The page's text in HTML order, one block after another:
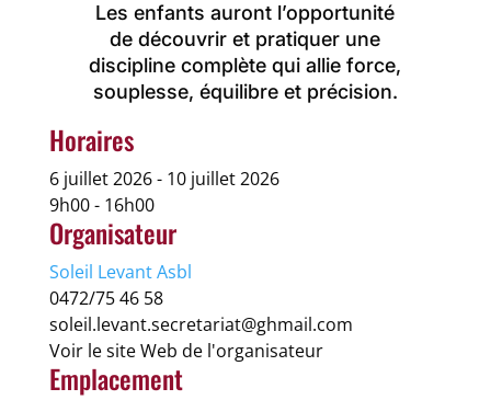
Les enfants auront l’opportunité
de découvrir et pratiquer une
discipline complète qui allie force,
souplesse, équilibre et précision.
Horaires
6 juillet 2026 - 10 juillet 2026
9h00 - 16h00
Organisateur
Soleil Levant Asbl
0472/75 46 58
soleil.levant.secretariat@ghmail.com
Voir le site Web de l'organisateur
Emplacement